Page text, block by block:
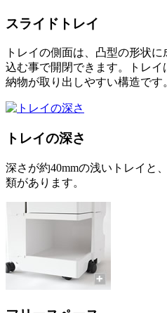
スライドトレイ
トレイの側面は、凸型の形状
込む事で開閉できます。トレイ
納物が取り出しやすい構造です
トレイの深さ
深さが約40mmの浅いトレイと
類があります。